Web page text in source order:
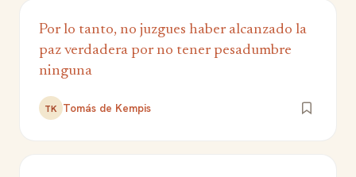
Por lo tanto, no juzgues haber alcanzado la
paz verdadera por no tener pesadumbre
ninguna
TK Tomás de Kempis